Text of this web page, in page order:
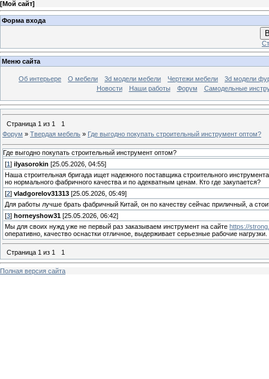
[Мой сайт]
Форма входа
Меню сайта
Об интерьере О мебели 3d модели мебели Чертежи мебели
3d модели
Новости
Наши работы Форум Самодельные
Страница 1 из 1
1
Форум » Твердая мебель » Где выгодно покупать строительный инструмент оптом?
Где выгодно покупать строительный инструмент оптом?
[1 ] ilyasorokin [25.05.2026, 04:55]
Наша строительная бригада ищет надежного поставщика строительного
но нормального фабричного качества и по адекватным ценам. Кто где закупается?
[2] vladgorelov31313 [25.05.2026, 05:49]
Для работы лучше брать фабричный Китай, он по качеству сейчас приличный, а
[3] horneyshow31 [25.05.2026, 06:42]
Мы для своих нужд уже не первый раз заказываем инструмент на сайте https://
оперативно, качество оснастки отличное, выдерживает серьезные рабочие
Страница 1 из 1 1
Полная версия сайта